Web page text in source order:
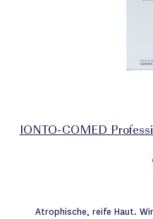
IONTO-COMED
Atrophische, reife Haut.